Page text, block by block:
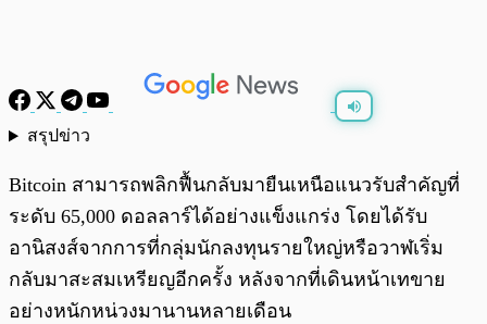
สรุปข่าว
Bitcoin สามารถพลิกฟื้นกลับมายืนเหนือแนวรับสำคัญที่
ระดับ 65,000 ดอลลาร์ได้อย่างแข็งแกร่ง โดยได้รับ
อานิสงส์จากการที่กลุ่มนักลงทุนรายใหญ่หรือวาฬเริ่ม
กลับมาสะสมเหรียญอีกครั้ง หลังจากที่เดินหน้าเทขาย
อย่างหนักหน่วงมานานหลายเดือน